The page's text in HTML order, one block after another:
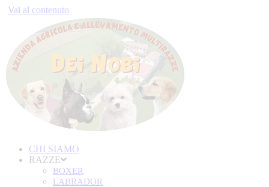
Vai al contenuto
CHI SIAMO
RAZZE
BOXER
LABRADOR